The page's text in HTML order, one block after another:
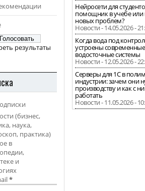
результаты
(бизнес,
наука,
практика)
в
и
*
Нейросети для
помощник в учебе или
новых проблем?
Новости - 14.05.2026 -
Когда вода под
устроены современные
водосточные системы
Новости - 12.05.2026 -
Серверы для 1С в
индустрии: зачем они
производству и как с
работать
Новости - 11.05.2026 -